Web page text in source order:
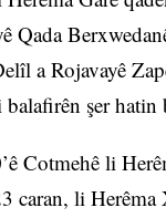
Qada
a Rojavayê
balafirên şer
Cotmehê li
caran, li